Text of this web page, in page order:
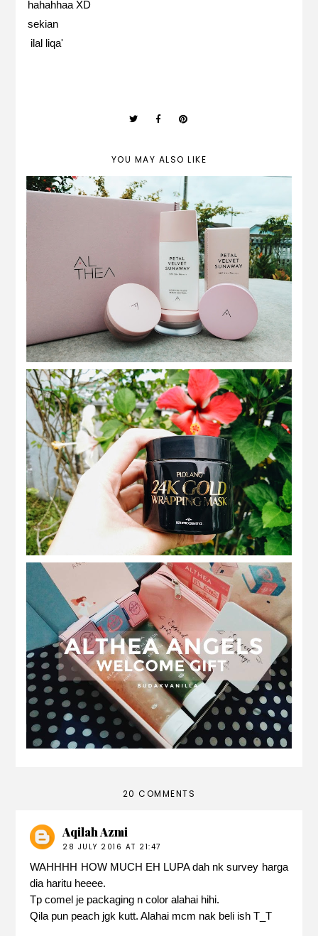
hahahhaa XD
sekian
ilal liqa'
YOU MAY ALSO LIKE
REVIEW | althea petal velvet sunaway
REVIEW | Piolang 24K Gold Wrapping
Mask
Althea Angels x Real Fresh Skin Detoxer
Review
20 COMMENTS
Aqilah Azmi
28 JULY 2016 AT 21:47
WAHHHH HOW MUCH EH LUPA dah nk survey harga
dia haritu heeee.
Tp comel je packaging n color alahai hihi.
Qila pun peach jgk kutt. Alahai mcm nak beli ish T_T